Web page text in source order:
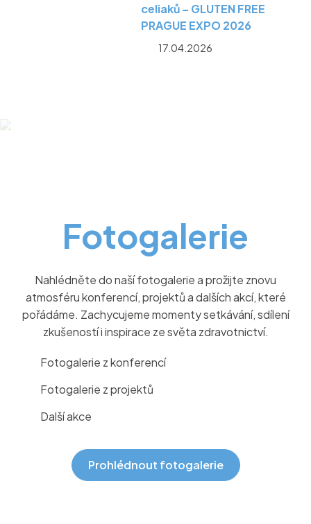
celiaků – GLUTEN FREE
PRAGUE EXPO 2026
17.04.2026
Fotogalerie
Nahlédněte do naší fotogalerie a prožijte znovu
atmosféru konferencí, projektů a dalších akcí, které
pořádáme. Zachycujeme momenty setkávání, sdílení
zkušeností i inspirace ze světa zdravotnictví.
Fotogalerie z konferencí
Fotogalerie z projektů
Další akce
Prohlédnout fotogalerie